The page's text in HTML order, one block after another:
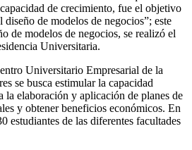
de crecimiento, fue el objetivo
de modelos de negocios”; este
de modelos de negocios, se realizó el
Universitaria.
Universitario Empresarial de la
se busca estimular la capacidad
la elaboración y aplicación de planes de
y obtener beneficios económicos. En
estudiantes de las diferentes facultades